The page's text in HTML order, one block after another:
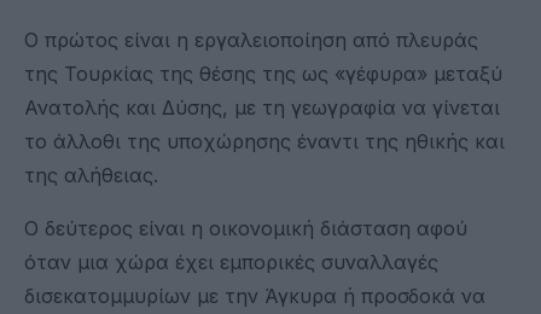
Ο πρώτος είναι η εργαλειοποίηση από πλευράς
της Τουρκίας της θέσης της ως «γέφυρα» μεταξύ
Ανατολής και Δύσης, με τη γεωγραφία να γίνεται
το άλλοθι της υποχώρησης έναντι της ηθικής και
της αλήθειας.
Ο δεύτερος είναι η οικονομική διάσταση αφού
όταν μια χώρα έχει εμπορικές συναλλαγές
δισεκατομμυρίων με την Άγκυρα ή προσδοκά να